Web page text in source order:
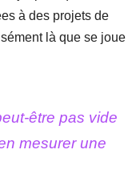
à des projets de
là que se joue
être pas vide
mesurer une